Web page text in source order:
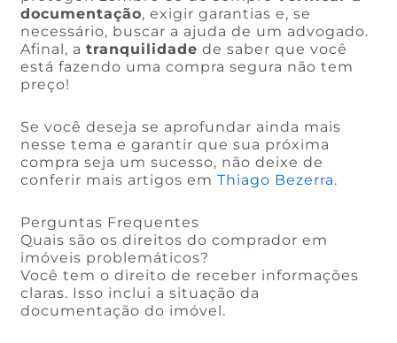
documentação, exigir garantias e, se
necessário, buscar a ajuda de um advogado.
Afinal, atranquilidade de saber que você
está fazendo uma compra segura não tem
preço!
Se você deseja se aprofundar ainda mais
nesse tema e garantir que sua próxima
compra seja um sucesso, não deixe de
conferir mais artigos emThiago Bezerra.
Perguntas Frequentes
Quais são os direitos do comprador em
imóveis problemáticos?
Você tem o direito de receber informações
claras. Isso inclui a situação da
documentação do imóvel.